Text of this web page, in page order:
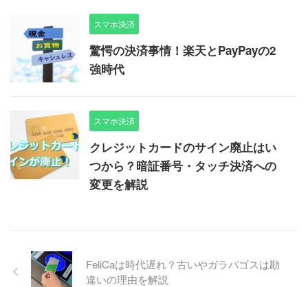
スマホ決済
驚愕の決済事情！楽天とPayPayの2
強時代
スマホ決済
クレジットカードのサイン廃止はい
つから？暗証番号・タッチ決済への
変更を解説
FeliCaは時代遅れ？古いやガラパゴスは勘
違いの理由を解説